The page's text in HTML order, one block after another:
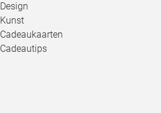
Design
Kunst
Cadeaukaarten
Cadeautips